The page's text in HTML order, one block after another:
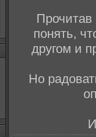
Прочитав
понять,
другом и
Но